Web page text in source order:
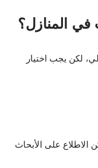
في المنازل؟
لكن يجب اختيار
على الأبحاث